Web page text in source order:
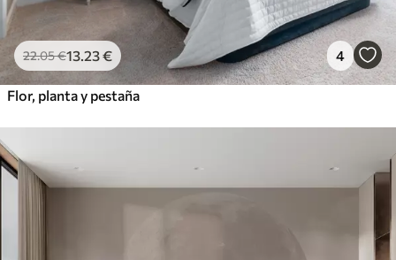
22.05€13.23€ 4
Flor, planta y pestaña